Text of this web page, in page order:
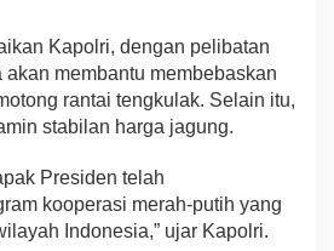
Kapolri, dengan pelibatan
akan membantu membebaskan
rantai tengkulak. Selain itu,
stabilan harga jagung.
Presiden telah
kooperasi merah-putih yang
Indonesia,” ujar Kapolri.